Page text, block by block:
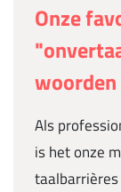
Onze
woorden
Als
is het onze